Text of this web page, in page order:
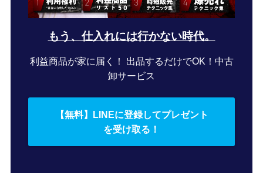
もう、仕入れには行かない時代。
利益商品が家に届く！ 出品するだけでOK！中古
卸サービス
【無料】LINEに登録してプレゼント
を受け取る！